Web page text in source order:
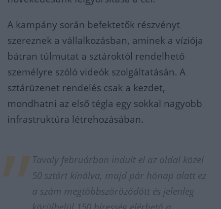
A kampány során befektetők részvényt
szereznek a vállalkozásban, aminek a víziója
bátran túlmutat a sztároktól rendelhető
személyre szóló videók szolgáltatásán. A
sztárüzenet rendelés csak a kezdet,
mondhatni az első tégla egy sokkal nagyobb
infrastruktúra létrehozásában.
Tavaly februárban indult el az oldal közel
50 sztárt kínálva, majd pár hónap alatt ez
a szám megtöbbszöröződött és jelenleg